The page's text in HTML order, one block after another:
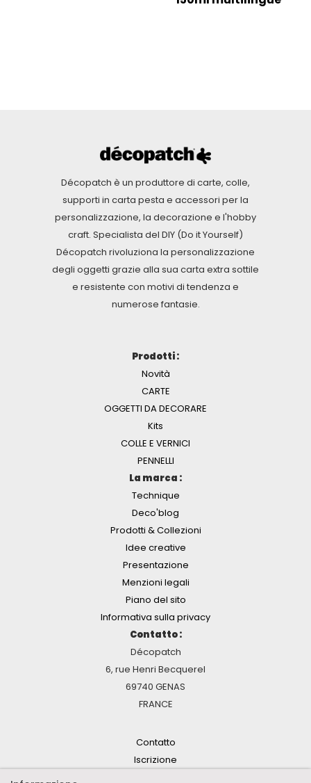
Décopatch è un produttore di carte, colle,
supporti in carta pesta e accessori per la
personalizzazione, la decorazione e l'hobby
craft. Specialista del DIY (Do it Yourself)
Décopatch rivoluziona la personalizzazione
degli oggetti grazie alla sua carta extra sottile
e resistente con motivi di tendenza e
numerose fantasie.
Prodotti :
Novità
CARTE
OGGETTI DA DECORARE
Kits
COLLE E VERNICI
PENNELLI
La marca :
Technique
Deco'blog
Prodotti & Collezioni
Idee creative
Presentazione
Menzioni legali
Piano del sito
Informativa sulla privacy
Contatto :
Décopatch
6, rue Henri Becquerel
69740 GENAS
FRANCE
Contatto
Iscrizione